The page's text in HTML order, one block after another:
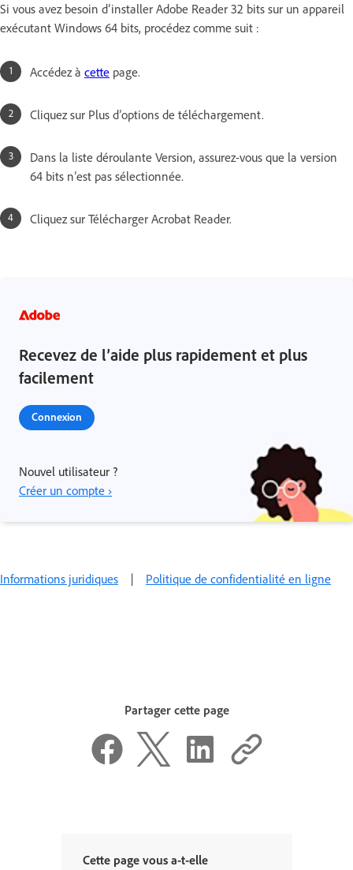
Si vous avez besoin d’installer Adobe Reader 32 bits sur un appareil
exécutant Windows 64 bits, procédez comme suit :
Accédez à cette page.
Cliquez sur Plus d’options de téléchargement.
Dans la liste déroulante Version, assurez-vous que la version
64 bits n’est pas sélectionnée.
Cliquez sur Télécharger Acrobat Reader.
Recevez de l’aide plus rapidement et plus
facilement
Connexion
Nouvel utilisateur ?
Créer un compte ›
Informations juridiques | Politique de confidentialité en ligne
Partager cette page
Cette page vous a-t-elle